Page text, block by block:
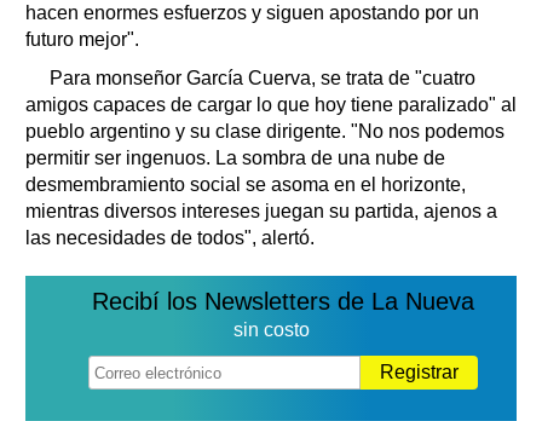
hacen enormes esfuerzos y siguen apostando por un
futuro mejor".
Para monseñor García Cuerva, se trata de "cuatro
amigos capaces de cargar lo que hoy tiene paralizado" al
pueblo argentino y su clase dirigente. "No nos podemos
permitir ser ingenuos. La sombra de una nube de
desmembramiento social se asoma en el horizonte,
mientras diversos intereses juegan su partida, ajenos a
las necesidades de todos", alertó.
Recibí los Newsletters de La Nueva
sin costo
Registrar